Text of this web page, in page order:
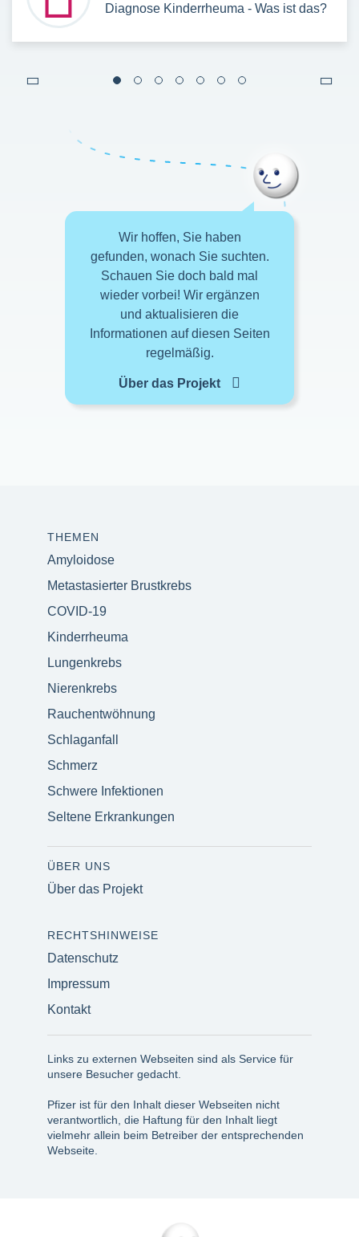
Diagnose Kinderrheuma - Was ist das?
Wir hoffen, Sie haben
gefunden, wonach Sie suchten.
Schauen Sie doch bald mal
wieder vorbei! Wir ergänzen
und aktualisieren die
Informationen auf diesen Seiten
regelmäßig.
Über das Projekt
THEMEN
Amyloidose
Metastasierter Brustkrebs
COVID-19
Kinderrheuma
Lungenkrebs
Nierenkrebs
Rauchentwöhnung
Schlaganfall
Schmerz
Schwere Infektionen
Seltene Erkrankungen
ÜBER UNS
Über das Projekt
RECHTSHINWEISE
Datenschutz
Impressum
Kontakt
Links zu externen Webseiten sind als Service für
unsere Besucher gedacht.
Pfizer ist für den Inhalt dieser Webseiten nicht
verantwortlich, die Haftung für den Inhalt liegt
vielmehr allein beim Betreiber der entsprechenden
Webseite.